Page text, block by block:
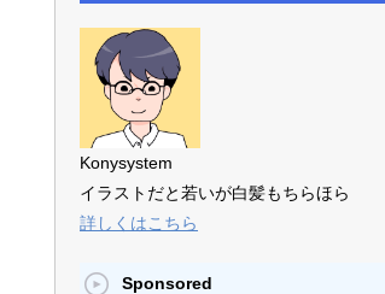
Konysystem
イラストだと若いが白髪もちらほら
詳しくはこちら
Sponsored